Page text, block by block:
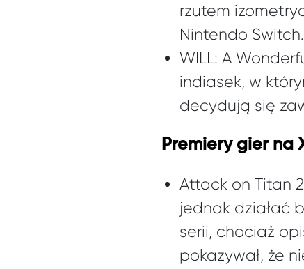
rzutem
Nintendo Switch.
WILL: A
indiasek, w
decydują się
Premiery gier na
Attack on Titan
jednak działać
serii, chociaż
pokazywał, że